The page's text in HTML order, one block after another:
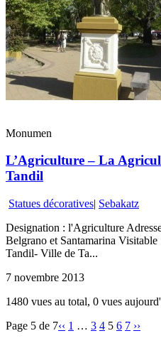
Monumen
L’Agriculture – La
Tandil
Statues décoratives| Sebakatz
Designation : l'Agriculture
Belgrano et Santamarina
Tandil- Ville de Ta...
7 novembre 2013
1480 vues au total, 0 vues
Page 5 de 7‹‹ 1 … 3 4 5 6 7 ››